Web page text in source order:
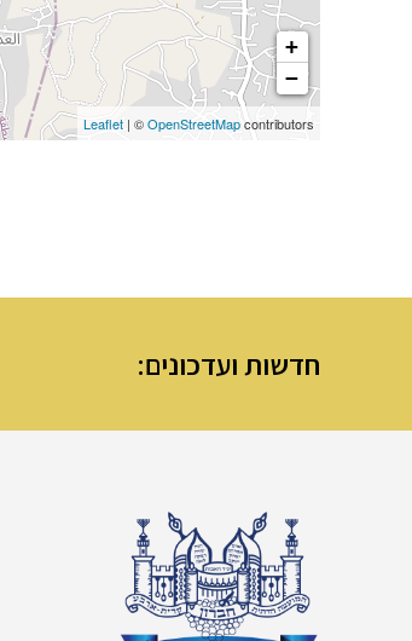
+
−
Leaflet | ©OpenStreetMapcontributors
חדשות ועדכונים: